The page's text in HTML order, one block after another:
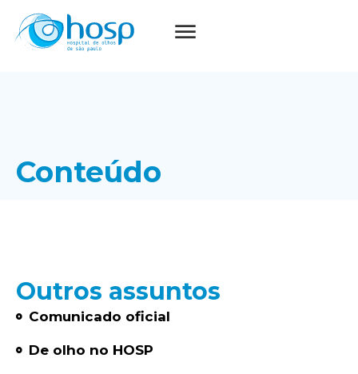
Conteúdo
Outros assuntos
Comunicado oficial
De olho no HOSP